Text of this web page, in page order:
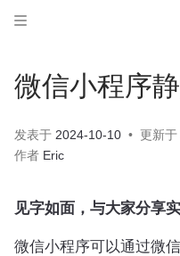
微信小程序
发表于 2024-10-10 更新于
作者 Eric
见字如面，与大家分享
微信小程序可以通过微